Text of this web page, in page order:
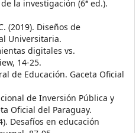
la investigación (6ª ed.).
(2019). Diseños de
Universitaria.
digitales vs.
14-25.
de Educación. Gaceta Oficial
de Inversión Pública y
Oficial del Paraguay.
Desafíos en educación